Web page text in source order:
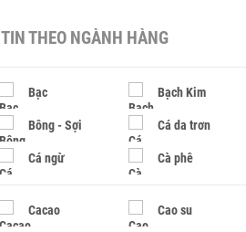
TIN THEO NGÀNH HÀNG
Bạc Bạch Kim
Bông - Sợi Cá da trơn
Cá ngừ Cà phê
Cacao Cao su